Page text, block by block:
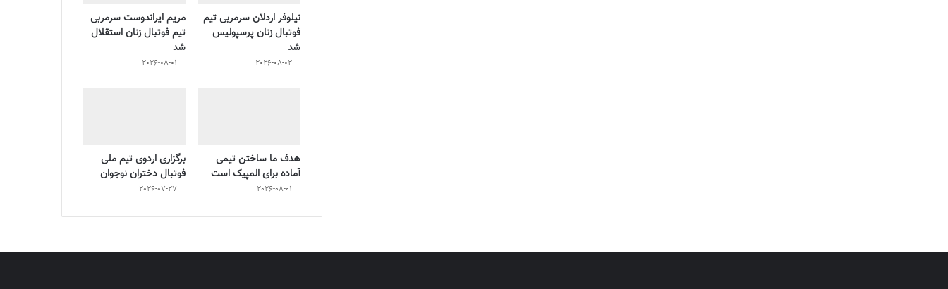
نیلوفر اردلان سرمربی تیم
فوتبال زنان پرسپولیس
شد
2026-08-02
مریم ایراندوست سرمربی
تیم فوتبال زنان استقلال
شد
2026-08-01
هدف ما ساختن تیمی
آماده برای المپیک است
2026-08-01
برگزاری اردوی تیم ملی
فوتبال دختران نوجوان
2026-07-27